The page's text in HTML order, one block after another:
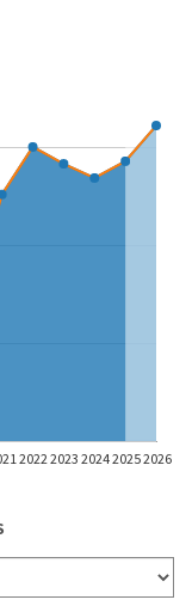
20222023202420252026